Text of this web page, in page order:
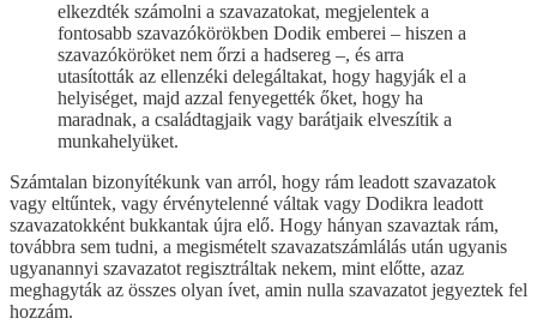
elkezdték számolni a szavazatokat, megjelentek a
fontosabb szavazókörökben Dodik emberei – hiszen a
szavazóköröket nem őrzi a hadsereg –, és arra
utasították az ellenzéki delegáltakat, hogy hagyják el a
helyiséget, majd azzal fenyegették őket, hogy ha
maradnak, a családtagjaik vagy barátjaik elveszítik a
munkahelyüket.
Számtalan bizonyítékunk van arról, hogy rám leadott szavazatok
vagy eltűntek, vagy érvénytelenné váltak vagy Dodikra leadott
szavazatokként bukkantak újra elő. Hogy hányan szavaztak rám,
továbbra sem tudni, a megismételt szavazatszámlálás után ugyanis
ugyanannyi szavazatot regisztráltak nekem, mint előtte, azaz
meghagyták az összes olyan ívet, amin nulla szavazatot jegyeztek fel
hozzám.